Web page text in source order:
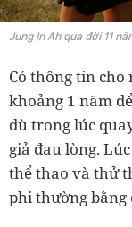
Jung In Ah qua đời 11
Có thông tin
khoảng 1 năm
dù trong lúc
giả đau lòng.
thể thao và thử
phi thường bằng